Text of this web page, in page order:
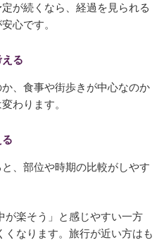
が続くなら、経過を見られる
心です。
える
、食事や街歩きが中心なのか
わります。
、部位や時期の比較がしやす
が楽そう」と感じやすい一方
なります。旅行が近い方はも